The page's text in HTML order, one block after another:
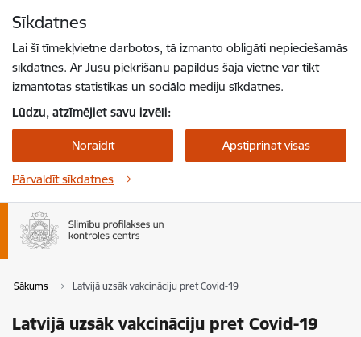
Sīkdatnes
Lai šī tīmekļvietne darbotos, tā izmanto obligāti nepieciešamās
sīkdatnes. Ar Jūsu piekrišanu papildus šajā vietnē var tikt
izmantotas statistikas un sociālo mediju sīkdatnes.
Lūdzu, atzīmējiet savu izvēli:
Noraidīt Apstiprināt visas
Pārvaldīt sīkdatnes
Sākums Latvijā uzsāk vakcināciju pret Covid-19
Latvijā uzsāk vakcināciju pret Covid-19